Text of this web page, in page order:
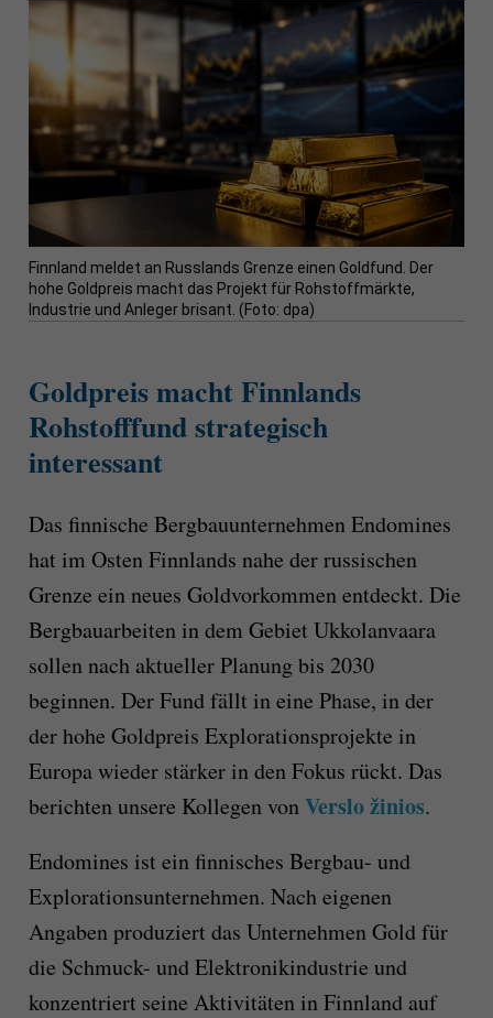
Finnland meldet an Russlands Grenze einen Goldfund. Der
hohe Goldpreis macht das Projekt für Rohstoffmärkte,
Industrie und Anleger brisant. (Foto: dpa)
Goldpreis macht Finnlands
Rohstofffund strategisch
interessant
Das finnische Bergbauunternehmen Endomines
hat im Osten Finnlands nahe der russischen
Grenze ein neues Goldvorkommen entdeckt. Die
Bergbauarbeiten in dem Gebiet Ukkolanvaara
sollen nach aktueller Planung bis 2030
beginnen. Der Fund fällt in eine Phase, in der
der hohe Goldpreis Explorationsprojekte in
Europa wieder stärker in den Fokus rückt. Das
berichten unsere Kollegen vonVerslo žinios.
Endomines ist ein finnisches Bergbau- und
Explorationsunternehmen. Nach eigenen
Angaben produziert das Unternehmen Gold für
die Schmuck- und Elektronikindustrie und
konzentriert seine Aktivitäten in Finnland auf